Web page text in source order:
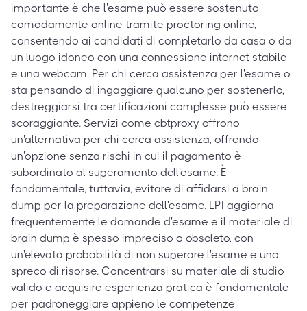
importante è che l'esame può essere sostenuto
comodamente online tramite proctoring online,
consentendo ai candidati di completarlo da casa o da
un luogo idoneo con una connessione internet stabile
e una webcam. Per chi cerca assistenza per l'esame o
sta pensando di ingaggiare qualcuno per sostenerlo,
destreggiarsi tra certificazioni complesse può essere
scoraggiante. Servizi come cbtproxy offrono
un'alternativa per chi cerca assistenza, offrendo
un'opzione senza rischi in cui il pagamento è
subordinato al superamento dell'esame. È
fondamentale, tuttavia, evitare di affidarsi a brain
dump per la preparazione dell'esame. LPI aggiorna
frequentemente le domande d'esame e il materiale di
brain dump è spesso impreciso o obsoleto, con
un'elevata probabilità di non superare l'esame e uno
spreco di risorse. Concentrarsi su materiale di studio
valido e acquisire esperienza pratica è fondamentale
per padroneggiare appieno le competenze